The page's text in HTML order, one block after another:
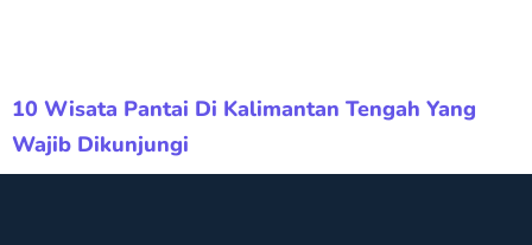
10 Wisata Pantai Di Kalimantan Tengah Yang
Wajib Dikunjungi